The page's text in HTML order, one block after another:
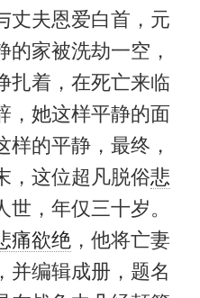
丈夫恩爱白首，元
的家被洗劫一空，
扎着，在死亡来临
，她这样平静的面
样的平静，最终，
，这位超凡脱俗悲
，年仅三十岁。
痛欲绝，他将亡妻
并编辑成册，题名